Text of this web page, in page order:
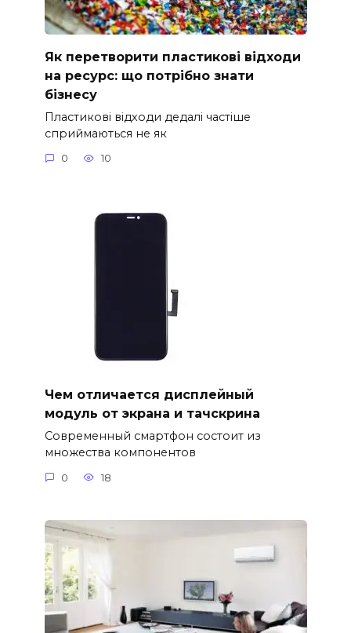
Як перетворити пластикові відходи
на ресурс: що потрібно знати
бізнесу
Пластикові відходи дедалі частіше
сприймаються не як
0 10
Чем отличается дисплейный
модуль от экрана и тачскрина
Современный смартфон состоит из
множества компонентов
0 18